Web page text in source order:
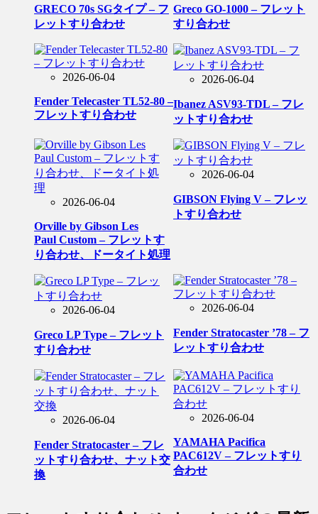
GRECO 70s SGタイプ – フ
レットすり合わせ
Greco GO-1000 – フレット
すり合わせ
2026-06-04
Fender Telecaster TL52-80 –
フレットすり合わせ
2026-06-04
Ibanez ASV93-TDL – フレ
ットすり合わせ
2026-06-04
Orville by Gibson Les
Paul Custom – フレットす
り合わせ、ドータイト処理
2026-06-04
GIBSON Flying V – フレッ
トすり合わせ
2026-06-04
Greco LP Type – フレット
すり合わせ
2026-06-04
Fender Stratocaster ’78 – フ
レットすり合わせ
2026-06-04
Fender Stratocaster – フレ
ットすり合わせ、ナット交
換
2026-06-04
YAMAHA Pacifica
PAC612V – フレットすり
合わせ